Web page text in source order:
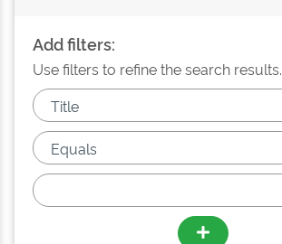
Add filters:
Use filters to refine the search results.